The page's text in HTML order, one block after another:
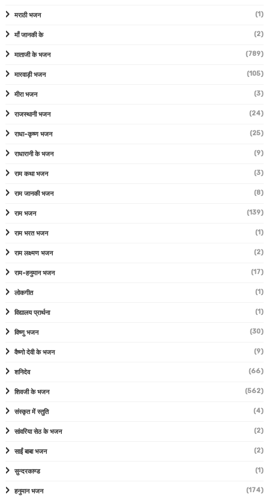
मराठी भजन (1)
माँ जानकी के (2)
माताजी के भजन (789)
मारवाड़ी भजन (105)
मीरा भजन (3)
राजस्थानी भजन (24)
राधा-कृष्ण भजन (25)
राधारानी के भजन (9)
राम कथा भजन (3)
राम जानकी भजन (8)
राम भजन (139)
राम भरत भजन (1)
राम लक्ष्मण भजन (2)
राम-हनुमान भजन (17)
लोकगीत (1)
विद्यालय प्रार्थना (1)
विष्णु भजन (30)
वैष्णो देवी के भजन (9)
शनिदेव (66)
शिवजी के भजन (562)
संस्कृत में स्तुति (4)
सांवरिया सेठ के भजन (2)
साईं बाबा भजन (2)
सुन्दरकाण्ड (1)
हनुमान भजन (174)